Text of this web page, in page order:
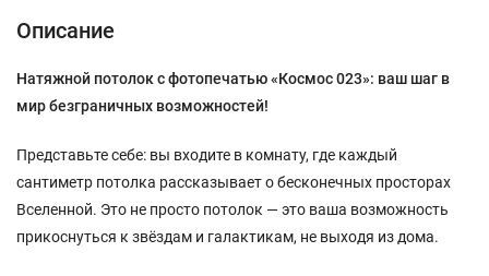
Описание
Натяжной потолок с фотопечатью «Космос 023»: ваш шаг в
мир безграничных возможностей!
Представьте себе: вы входите в комнату, где каждый
сантиметр потолка рассказывает о бесконечных просторах
Вселенной. Это не просто потолок — это ваша возможность
прикоснуться к звёздам и галактикам, не выходя из дома.